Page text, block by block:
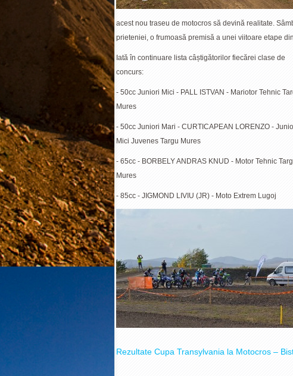
acest nou traseu de motocros să devină realitate.
prieteniei, o frumoasă premisă a unei viitoare etape
Iată în continuare lista câștigătorilor fiecărei clase de
concurs:
- 50cc Juniori Mici - PALL ISTVAN - Mariotor Tehnic
Mures
- 50cc Juniori Mari - CURTICAPEAN LORENZO -
Mici Juvenes Targu Mures
- 65cc - BORBELY ANDRAS KNUD - Motor Tehnic
Mures
- 85cc - JIGMOND LIVIU (JR) - Moto Extrem Lugoj
Rezultate Cupa Transylvania la Motocros –